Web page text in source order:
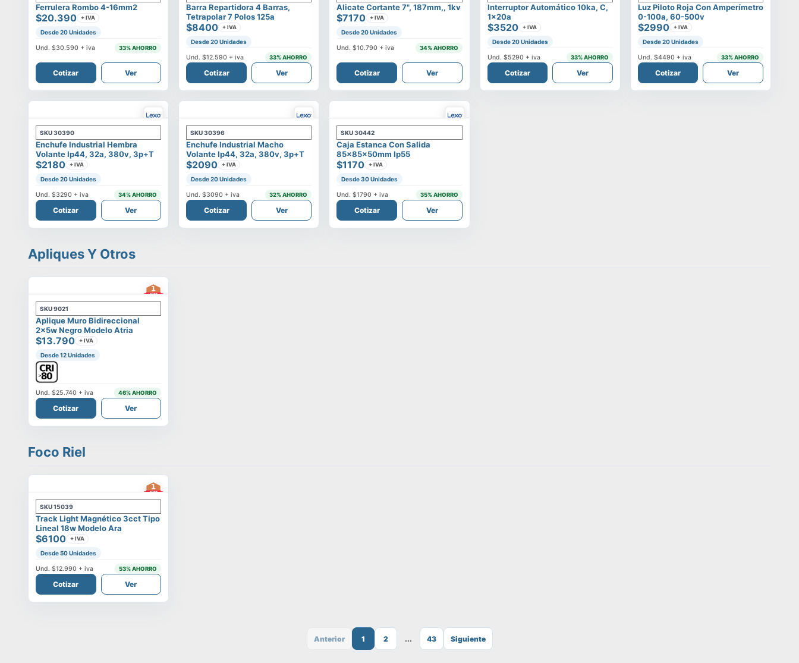
Ferrulera Rombo 4-16mm2
$20.390 + IVA
Desde 20 Unidades
Und.$30.590 + iva 33% AHORRO
Cotizar Ver
Barra Repartidora 4 Barras,
Tetrapolar 7 Polos 125a
$8400 + IVA
Desde 20 Unidades
Und.$12.590 + iva 33% AHORRO
Cotizar Ver
Alicate Cortante 7", 187mm,, 1kv
$7170 + IVA
Desde 20 Unidades
Und.$10.790 + iva 34% AHORRO
Cotizar Ver
Interruptor Automático 10ka, C,
1x20a
$3520 + IVA
Desde 20 Unidades
Und. $5290 + iva 33% AHORRO
Cotizar Ver
Luz Piloto Roja Con Amperímetro
0-100a, 60-500v
$2990 + IVA
Desde 20 Unidades
Und. $4490 + iva 33% AHORRO
Cotizar Ver
SKU30390
Enchufe Industrial Hembra
Volante Ip44, 32a, 380v, 3p+t
$2180 + IVA
Desde 20 Unidades
Und.$3290 + iva 34% AHORRO
Cotizar Ver
SKU30396
Enchufe Industrial Macho
Volante Ip44, 32a, 380v, 3p+t
$2090 + IVA
Desde 20 Unidades
Und.$3090 + iva 32% AHORRO
Cotizar Ver
SKU30442
Caja Estanca Con Salida
85x85x50mm Ip55
$1170 + IVA
Desde 30 Unidades
Und.$1790 + iva 35% AHORRO
Cotizar Ver
Apliques Y Otros
SKU9021
Aplique Muro Bidireccional
2x5w Negro Modelo Atria
$13.790 + IVA
Desde 12 Unidades
Und.$25.740 + iva 46% AHORRO
Cotizar Ver
Foco Riel
SKU15039
Track Light Magnético 3cct Tipo
Lineal 18w Modelo Ara
$6100 + IVA
Desde 50 Unidades
Und.$12.990 + iva 53% AHORRO
Cotizar Ver
Anterior 1 2 ... 43 Siguiente